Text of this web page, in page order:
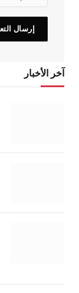
آخر الأخبار